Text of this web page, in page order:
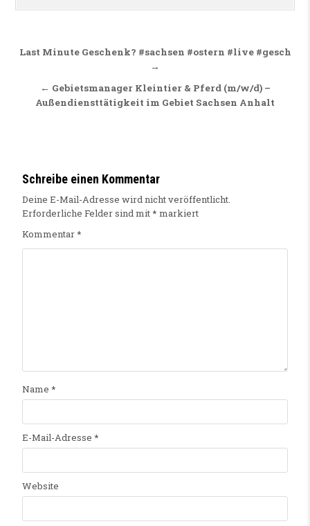
Beitragsnavigation
Last Minute Geschenk? #sachsen #ostern #live #gesch
→
← Gebietsmanager Kleintier & Pferd (m/w/d) –
Außendiensttätigkeit im Gebiet Sachsen Anhalt
Schreibe einen Kommentar
Deine E-Mail-Adresse wird nicht veröffentlicht.
Erforderliche Felder sind mit* markiert
Kommentar*
Name *
E-Mail-Adresse *
Website